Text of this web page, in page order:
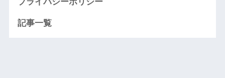
記事一覧